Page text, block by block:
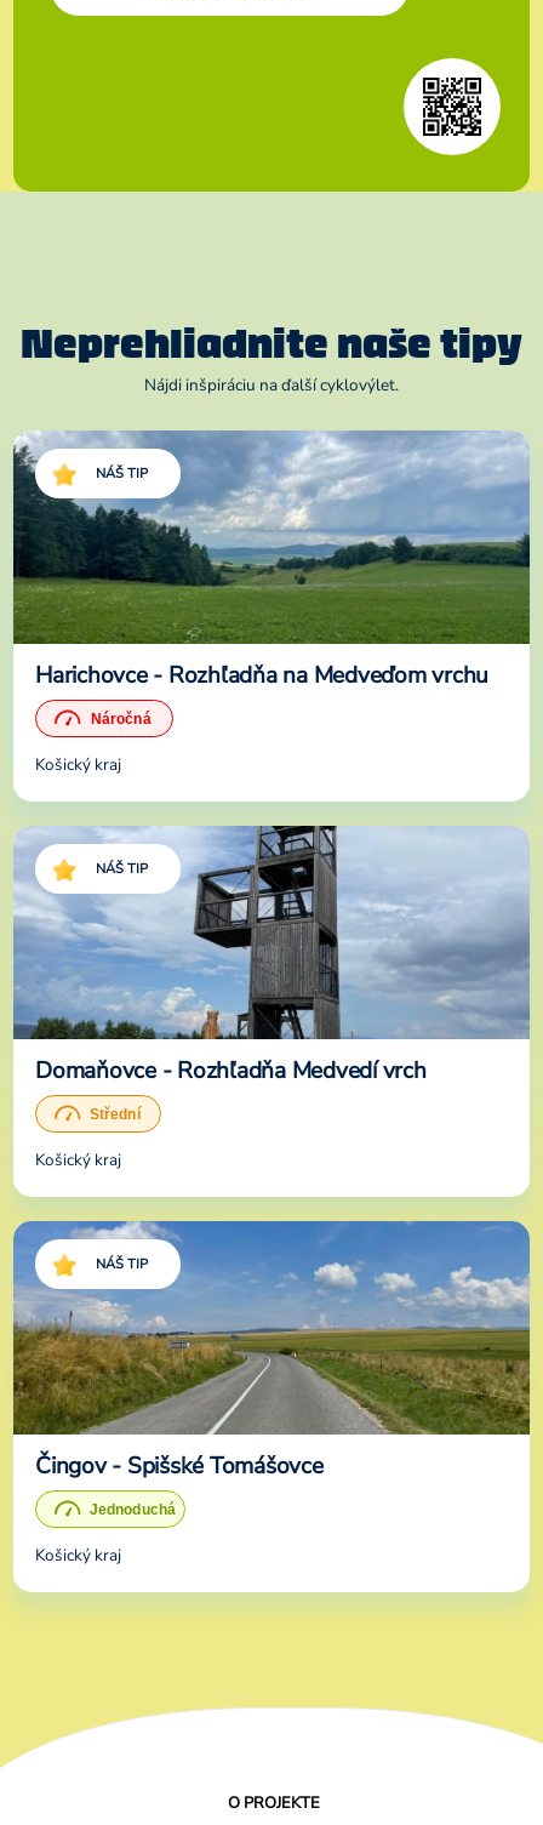
Neprehliadnite naše tipy
Nájdi inšpiráciu na ďalší cyklovýlet.
NÁŠ TIP
Harichovce - Rozhľadňa na Medveďom vrchu
Košický kraj
NÁŠ TIP
Domaňovce - Rozhľadňa Medvedí vrch
Košický kraj
NÁŠ TIP
Čingov - Spišské Tomášovce
Košický kraj
O PROJEKTE